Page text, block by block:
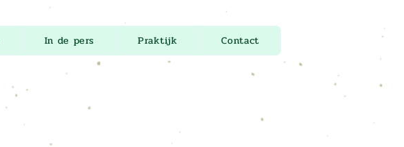
In de pers Praktijk Contact